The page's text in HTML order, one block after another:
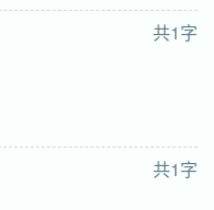
共1字
共1字